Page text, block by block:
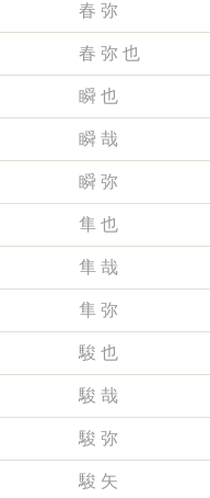
春 弥
春 弥 也
瞬 也
瞬 哉
瞬 弥
隼 也
隼 哉
隼 弥
駿 也
駿 哉
駿 弥
駿 矢